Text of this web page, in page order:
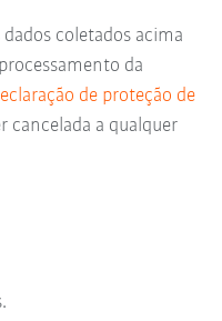
coletados acima
da
de proteção de
cancelada a qualquer